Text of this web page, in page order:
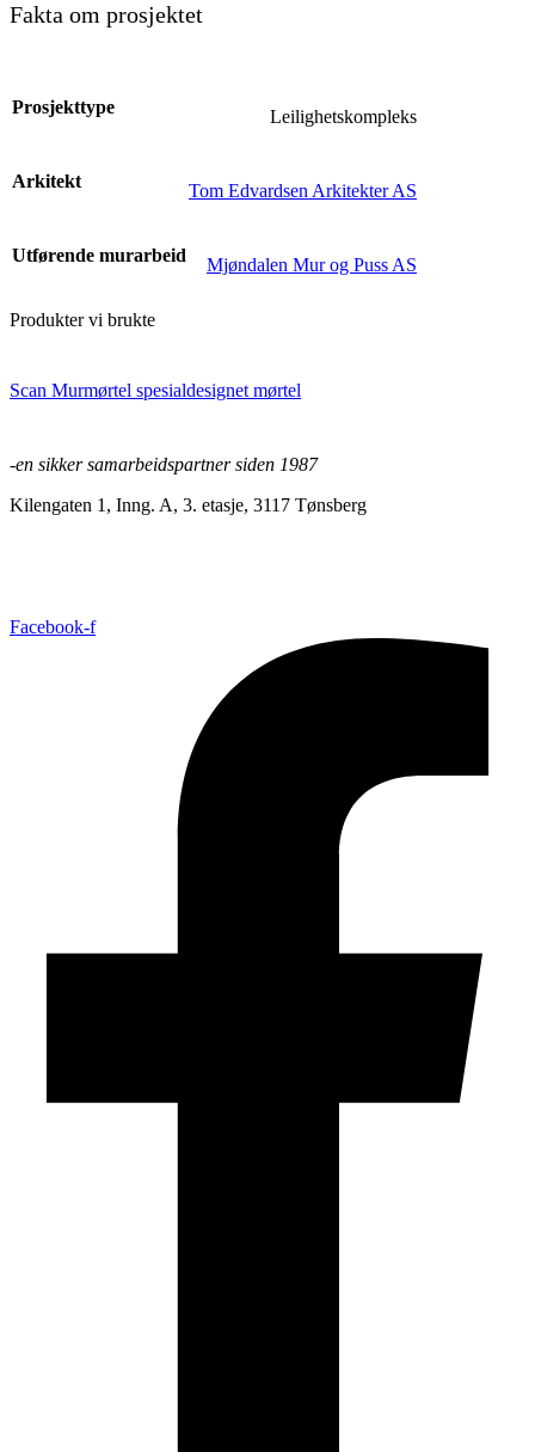
Fakta om prosjektet
Prosjekttype Leilighetskompleks
Arkitekt Tom Edvardsen Arkitekter AS
Utførende murarbeid Mjøndalen Mur og Puss AS
Produkter vi brukte
Scan Murmørtel spesialdesignet mørtel
-en sikker samarbeidspartner siden 1987
Kilengaten 1, Inng. A, 3. etasje, 3117 Tønsberg
Facebook-f